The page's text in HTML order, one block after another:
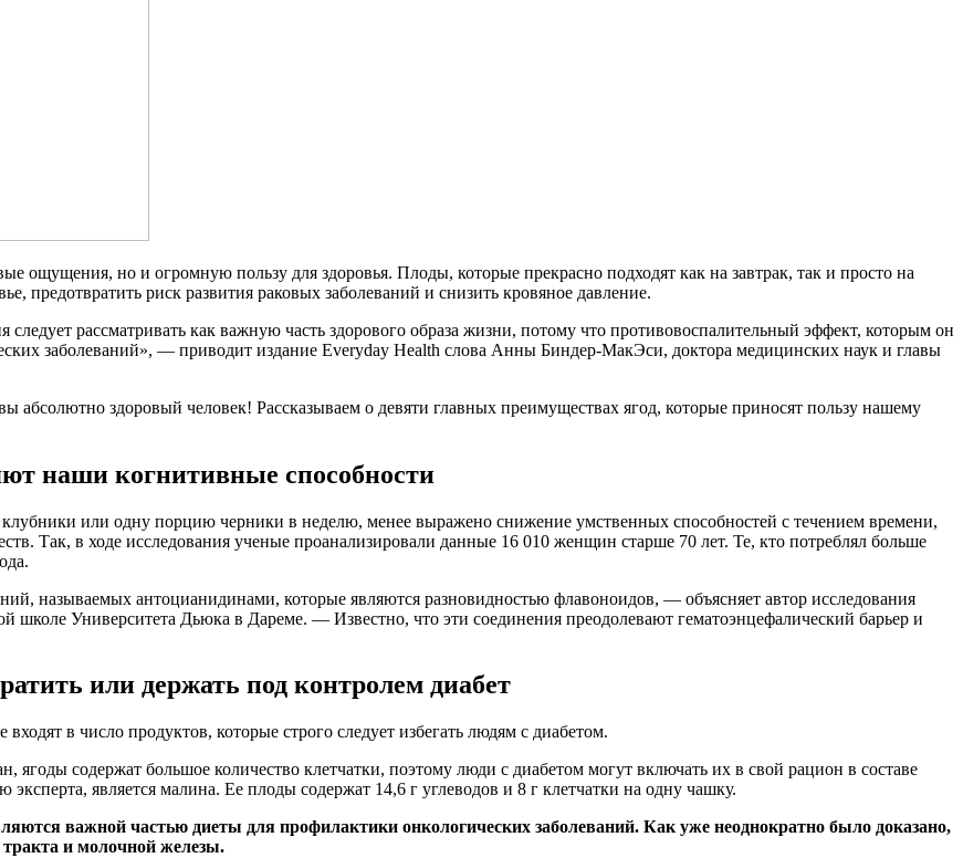
ощущения, но и огромную пользу для здоровья. Плоды, которые прекрасно подходят как на завтрак, так и просто на
предотвратить риск развития раковых заболеваний и снизить кровяное давление.
рассматривать как важную часть здорового образа жизни, потому что противовоспалительный эффект, которым он
заболеваний», — приводит издание Everyday Health слова Анны Биндер-МакЭси, доктора медицинских наук и главы
здоровый человек! Рассказываем о девяти главных преимуществах ягод, которые приносят пользу нашему
наши когнитивные способности
или одну порцию черники в неделю, менее выражено снижение умственных способностей с течением времени,
Так, в ходе исследования ученые проанализировали данные 16 010 женщин старше 70 лет. Те, кто потреблял больше
называемых антоцианидинами, которые являются разновидностью флавоноидов, — объясняет автор исследования
школе Университета Дьюка в Дареме. — Известно, что эти соединения преодолевают гематоэнцефалический барьер и
или держать под контролем диабет
в число продуктов, которые строго следует избегать людям с диабетом.
содержат большое количество клетчатки, поэтому люди с диабетом могут включать их в свой рацион в составе
является малина. Ее плоды содержат 14,6 г углеводов и 8 г клетчатки на одну чашку.
важной частью диеты для профилактики онкологических заболеваний. Как уже неоднократно было доказано,
и молочной железы.